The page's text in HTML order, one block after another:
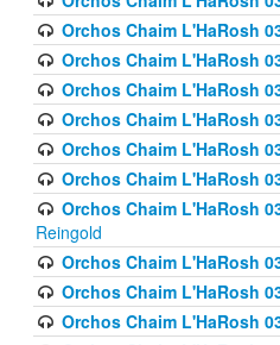
Orchos Chaim L'HaRosh
Orchos Chaim L'HaRosh
Orchos Chaim L'HaRosh
Orchos Chaim L'HaRosh
Orchos Chaim L'HaRosh
Orchos Chaim L'HaRosh
Orchos Chaim L'HaRosh
Reingold
Orchos Chaim L'HaRosh
Orchos Chaim L'HaRosh
Orchos Chaim L'HaRosh